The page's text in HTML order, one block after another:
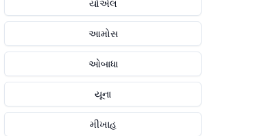
યોએલ
આમોસ
ઓબાધા
યૂના
મીખાહ